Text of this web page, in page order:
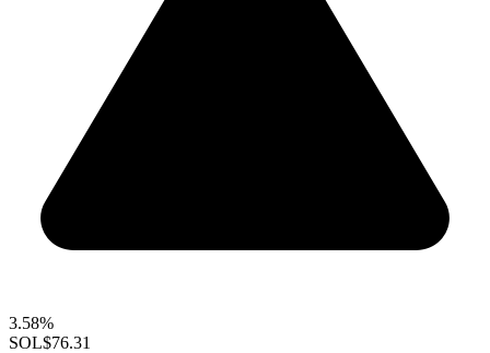
3.58%
SOL$76.31